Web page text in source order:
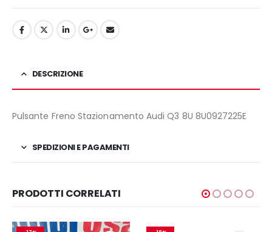
DESCRIZIONE
Pulsante Freno Stazionamento Audi Q3 8U 8U0927225E
SPEDIZIONI E PAGAMENTI
PRODOTTI CORRELATI